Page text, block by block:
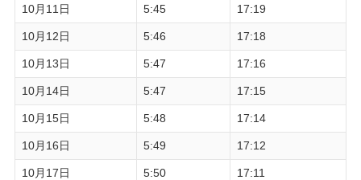
10月11日 5:45 17:19
10月12日 5:46 17:18
10月13日 5:47 17:16
10月14日 5:47 17:15
10月15日 5:48 17:14
10月16日 5:49 17:12
10月17日 5:50 17:11